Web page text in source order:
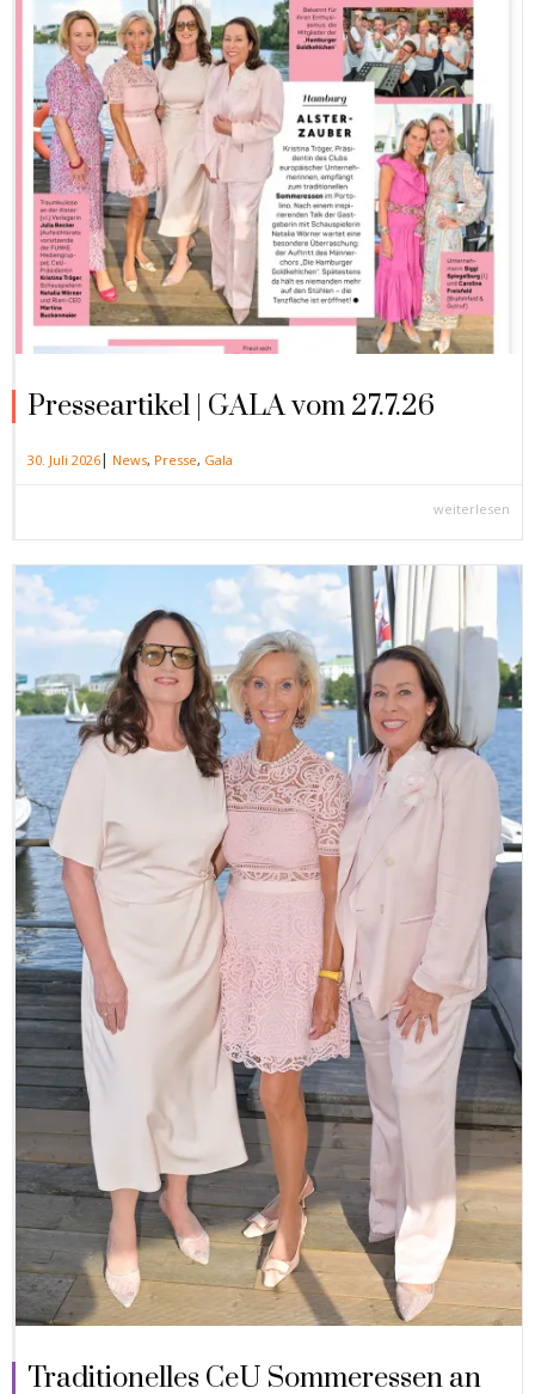
Presseartikel | GALA vom 27.7.26
30. Juli 2026| News, Presse, Gala
weiterlesen
Traditionelles CeU Sommeressen an